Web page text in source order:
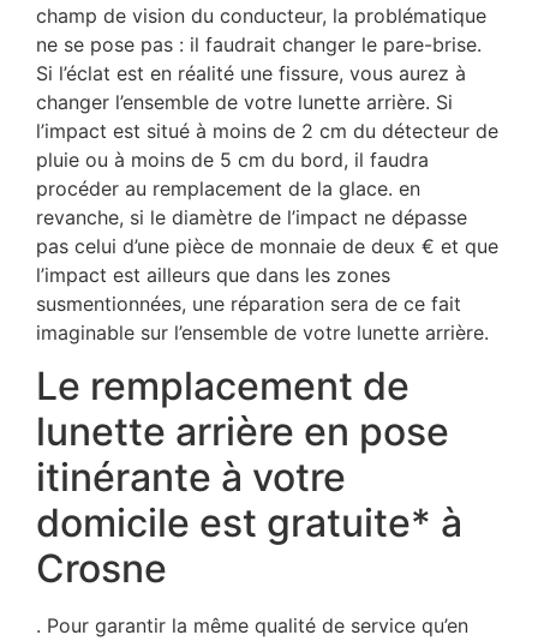
champ de vision du conducteur, la problématique
ne se pose pas : il faudrait changer le pare-brise.
Si l’éclat est en réalité une fissure, vous aurez à
changer l’ensemble de votre lunette arrière. Si
l’impact est situé à moins de 2 cm du détecteur de
pluie ou à moins de 5 cm du bord, il faudra
procéder au remplacement de la glace. en
revanche, si le diamètre de l’impact ne dépasse
pas celui d’une pièce de monnaie de deux € et que
l’impact est ailleurs que dans les zones
susmentionnées, une réparation sera de ce fait
imaginable sur l’ensemble de votre lunette arrière.
Le remplacement de
lunette arrière en pose
itinérante à votre
domicile est gratuite* à
Crosne
. Pour garantir la même qualité de service qu’en